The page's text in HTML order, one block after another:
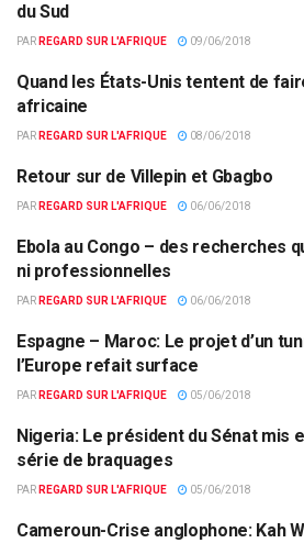
du Sud
PAR REGARD SUR L'AFRIQUE 09/06/2018
ACTUALITÉS PAR PAYS
Quand les États-Unis tentent de
africaine
PAR REGARD SUR L'AFRIQUE 08/06/2018
ACTUALITÉS PAR PAYS
Retour sur de Villepin et Gbagbo
PAR REGARD SUR L'AFRIQUE 06/06/2018
ACTUALITÉS PAR PAYS
Ebola au Congo – des recherches
ni professionnelles
PAR REGARD SUR L'AFRIQUE 06/06/2018
ACTUALITÉS PAR PAYS
Espagne – Maroc: Le projet d’un
l’Europe refait surface
PAR REGARD SUR L'AFRIQUE 05/06/2018
ACTUALITÉS PAR PAYS
Nigeria: Le président du Sénat mis
série de braquages
PAR REGARD SUR L'AFRIQUE 05/06/2018
ACTUALITÉS PAR PAYS
Cameroun-Crise anglophone: Kah